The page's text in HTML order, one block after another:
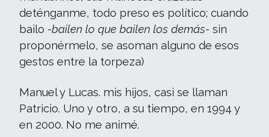
deténganme, todo preso es político; cuando
bailo -bailen lo que bailen los demás- sin
proponérmelo, se asoman alguno de esos
gestos entre la torpeza)
Manuel y Lucas. mis hijos, casi se llaman
Patricio. Uno y otro, a su tiempo, en 1994 y
en 2000. No me animé.